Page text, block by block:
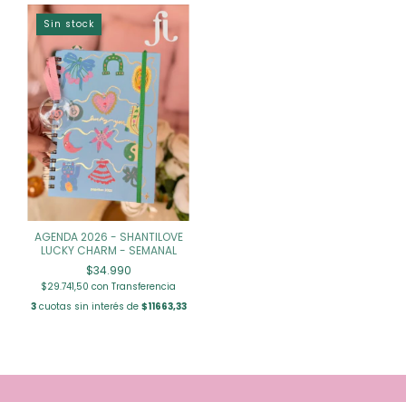
Sin stock
AGENDA 2026 - SHANTILOVE
LUCKY CHARM - SEMANAL
$34.990
$29.741,50 con Transferencia
3cuotas sin interés de $11663,33